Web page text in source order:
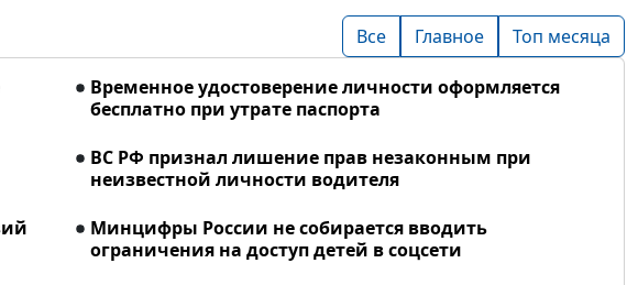
Все Главное Топ месяца
Временное удостоверение личности оформляется
бесплатно при утрате паспорта
ВС РФ признал лишение прав незаконным при
неизвестной личности водителя
Минцифры России не собирается вводить
ограничения на доступ детей в соцсети